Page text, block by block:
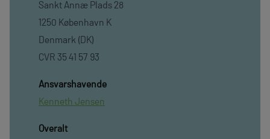
Sankt Annæ Plads 28
1250 København K
Denmark (DK)
CVR 35 41 57 93
Ansvarshavende
Kenneth Jensen
Overalt